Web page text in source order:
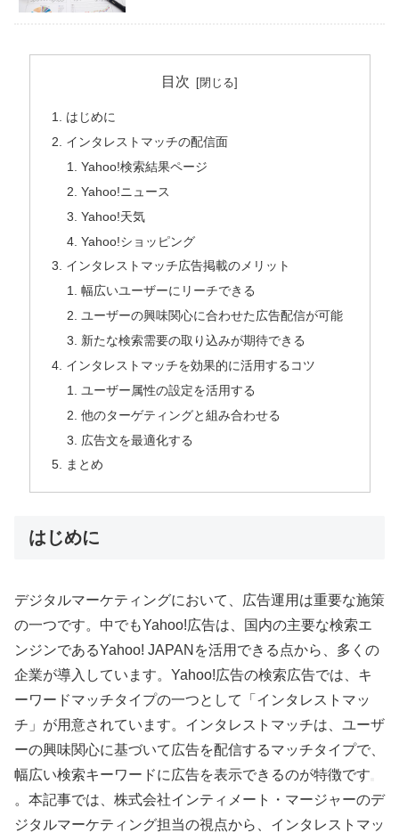
目次
はじめに
インタレストマッチの配信面
Yahoo!検索結果ページ
Yahoo!ニュース
Yahoo!天気
Yahoo!ショッピング
インタレストマッチ広告掲載のメリット
幅広いユーザーにリーチできる
ユーザーの興味関心に合わせた広告配信が可能
新たな検索需要の取り込みが期待できる
インタレストマッチを効果的に活用するコツ
ユーザー属性の設定を活用する
他のターゲティングと組み合わせる
広告文を最適化する
まとめ
はじめに
デジタルマーケティングにおいて、広告運用は重要な施策
の一つです。中でもYahoo!広告は、国内の主要な検索エ
ンジンであるYahoo! JAPANを活用できる点から、多くの
企業が導入しています。Yahoo!広告の検索広告では、キ
ーワードマッチタイプの一つとして「インタレストマッ
チ」が用意されています。インタレストマッチは、ユーザ
ーの興味関心に基づいて広告を配信するマッチタイプで、
幅広い検索キーワードに広告を表示できるのが特徴です
。本記事では、株式会社インティメート・マージャーのデ
ジタルマーケティング担当の視点から、インタレストマッ